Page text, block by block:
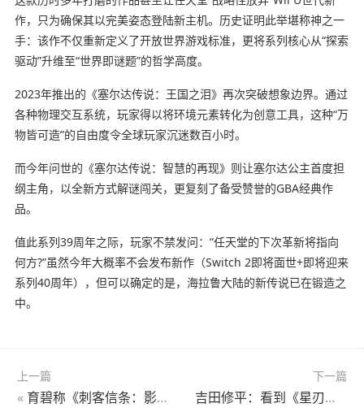
作，只为确保其以完美姿态登陆新主机。历史证明此举堪称神之一
手：该作不仅重新定义了开放世界游戏标准，更将系列核心从“探索
驱动”升维至“世界即谜题”的哲学高度。
2023年推出的《塞尔达传说：王国之泪》再次突破想象边界。通过
各种物理交互系统，玩家得以将环境元素转化为创意工具，这种“万
物皆可造”的自由度令全球玩家沉迷数百小时。
而今年问世的《塞尔达传说：智慧的再现》则让塞尔达公主首度担
纲主角，以全新方式解谜闯关，更复刻了备受赞誉的GBA经典作
品。
值此系列39周年之际，玩家不禁发问：“任天堂的下次革新将指向
何方?”虽然今年大概率不会发布新作（Switch 2即将面世+即将迎来
系列40周年），但可以确定的是，海拉鲁大陆的新传说已在锻造之
中。
上一篇
« 育碧称《刺客信条：影》很尊重日本历史：每天都在研究
下一篇
吉田修平：看到《星刃》项目的一刻就知道必须要拿下